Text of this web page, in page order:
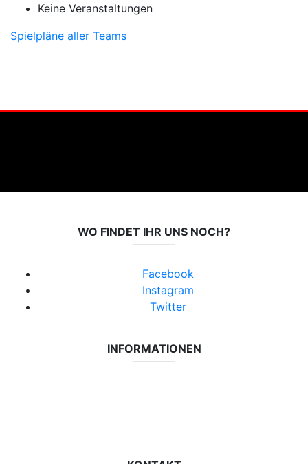
Keine Veranstaltungen
Spielpläne aller Teams
WO FINDET IHR UNS NOCH?
Facebook
Instagram
Twitter
INFORMATIONEN